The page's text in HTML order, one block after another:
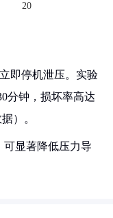
20
即停机泄压。实验
分钟，损坏率高达
）。
显著降低压力导